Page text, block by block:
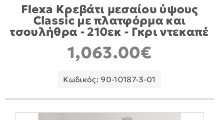
Flexa Κρεβάτι μεσαίου ύψους
Classic με πλατφόρμα και
τσουλήθρα - 210εκ - Γκρι ντεκαπέ
1,063.00€
Κωδικός: 90-10187-3-01